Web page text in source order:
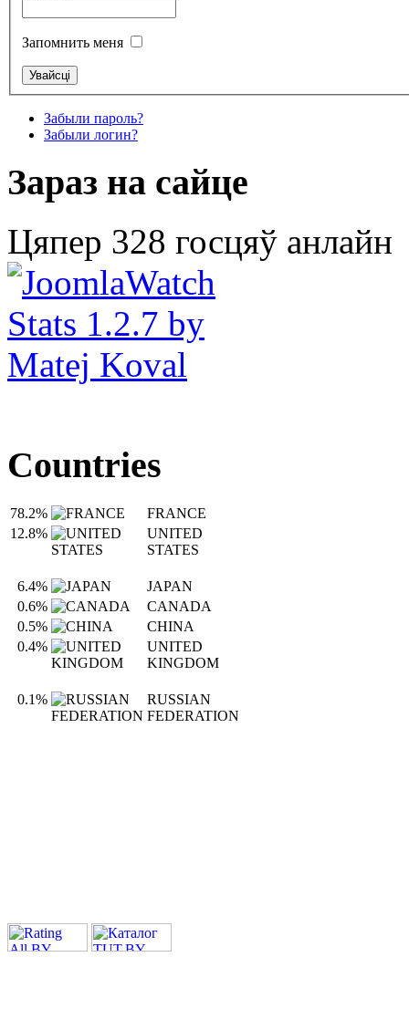
Запомнить меня
Забыли пароль?
Забыли логин?
Зараз на сайце
Цяпер 328 госцяў анлайн
Countries
78.2%
FRANCE
12.8%
UNITED
STATES
6.4%
JAPAN
0.6%
CANADA
0.5%
CHINA
0.4%
UNITED
KINGDOM
0.1%
RUSSIAN
FEDERATION